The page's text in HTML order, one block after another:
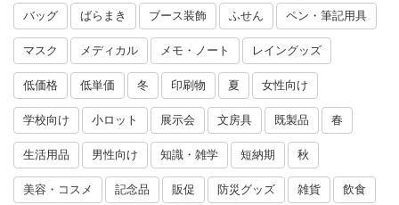
バッグ ばらまき ブース装飾 ふせん ペン・筆記用具
マスク メディカル メモ・ノート レイングッズ
低価格 低単価 冬 印刷物 夏 女性向け
学校向け 小ロット 展示会 文房具 既製品 春
生活用品 男性向け 知識・雑学 短納期 秋
美容・コスメ 記念品 販促 防災グッズ 雑貨 飲食